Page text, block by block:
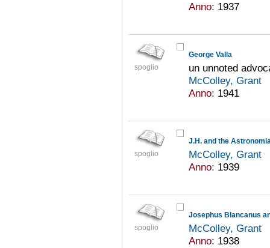
Anno: 1937
spoglio
George Valla
un unnoted
McColley, Grant
Anno: 1941
spoglio
J.H. and the
McColley, Grant
Anno: 1939
spoglio
Josephus Blancanus
McColley, Grant
Anno: 1938